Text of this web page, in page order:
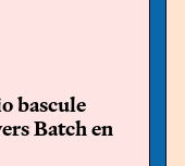
bascule
Batch en